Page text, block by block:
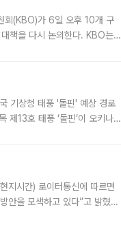
회(KBO)가 6일 오후 10개 구
책을 다시 논의한다. KBO는
기상청 태풍 '돌핀' 예상 경로
13호 태풍 ‘돌핀’이 오키나와
안을 모색하고 있다”고 밝혔다.